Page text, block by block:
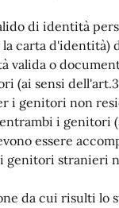
di identità
carta d'identità)
valida o
(ai sensi
i genitori non
i genitori
essere
genitori stranieri
da cui risulti lo